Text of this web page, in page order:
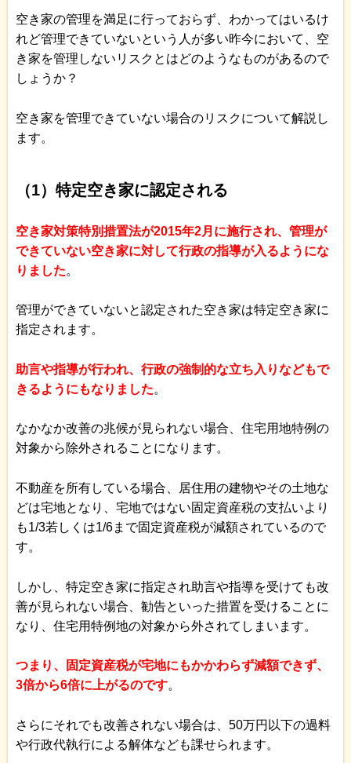
空き家の管理を満足に行っておらず、わかってはいるけ
れど管理できていないという人が多い昨今において、空
き家を管理しないリスクとはどのようなものがあるので
しょうか？
空き家を管理できていない場合のリスクについて解説し
ます。
（1）特定空き家に認定される
空き家対策特別措置法が2015年2月に施行され、管理が
できていない空き家に対して行政の指導が入るようにな
りました。
管理ができていないと認定された空き家は特定空き家に
指定されます。
助言や指導が行われ、行政の強制的な立ち入りなどもで
きるようにもなりました。
なかなか改善の兆候が見られない場合、住宅用地特例の
対象から除外されることになります。
不動産を所有している場合、居住用の建物やその土地な
どは宅地となり、宅地ではない固定資産税の支払いより
も1/3若しくは1/6まで固定資産税が減額されているので
す。
しかし、特定空き家に指定され助言や指導を受けても改
善が見られない場合、勧告といった措置を受けることに
なり、住宅用特例地の対象から外されてしまいます。
つまり、固定資産税が宅地にもかかわらず減額できず、
3倍から6倍に上がるのです。
さらにそれでも改善されない場合は、50万円以下の過料
や行政代執行による解体なども課せられます。